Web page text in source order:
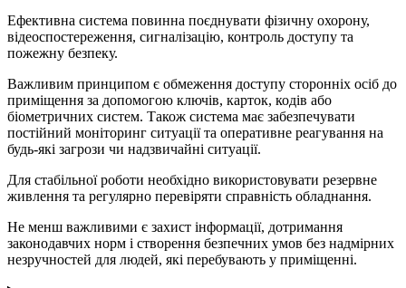
Ефективна система повинна поєднувати фізичну охорону,
відеоспостереження, сигналізацію, контроль доступу та
пожежну безпеку.
Важливим принципом є обмеження доступу сторонніх осіб до
приміщення за допомогою ключів, карток, кодів або
біометричних систем. Також система має забезпечувати
постійний моніторинг ситуації та оперативне реагування на
будь-які загрози чи надзвичайні ситуації.
Для стабільної роботи необхідно використовувати резервне
живлення та регулярно перевіряти справність обладнання.
Не менш важливими є захист інформації, дотримання
законодавчих норм і створення безпечних умов без надмірних
незручностей для людей, які перебувають у приміщенні.